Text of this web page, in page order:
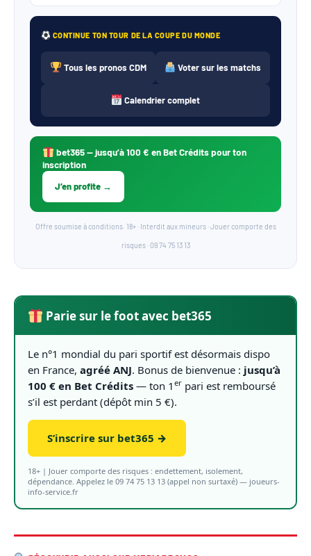
CONTINUE TON TOUR DE LA COUPE DU MONDE
Tous les pronos CDM Voter sur les matchs
Calendrier complet
bet365— jusqu’à 100 € en Bet Crédits pour ton
inscription
J’en profite →
Offre soumise à conditions. 18+ · Interdit aux mineurs · Jouer comporte des
risques · 09 74 75 13 13
Parie sur le foot avec bet365
Le n°1 mondial du pari sportif est désormais dispo
en France, agréé ANJ. Bonus de bienvenue : jusqu’à
100 € en Bet Crédits — ton 1 er pari est remboursé
s’il est perdant (dépôt min 5 €).
S’inscrire sur bet365 →
18+ | Jouer comporte des risques : endettement, isolement,
dépendance. Appelez le 09 74 75 13 13 (appel non surtaxé) — joueurs-
info-service.fr